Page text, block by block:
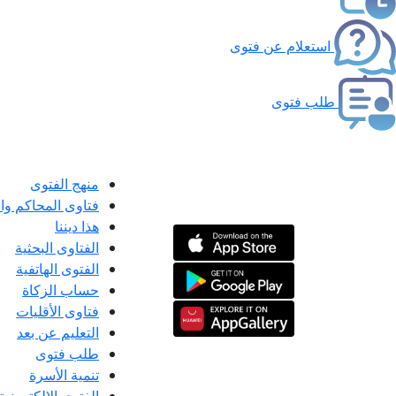
استعلام عن فتوى
طلب فتوى
منهج الفتوى
فتاوى المحاكم
هذا ديننا
الفتاوى البحثية
الفتوى الهاتفية
حساب الزكاة
فتاوى الأقليات
التعليم عن بعد
طلب فتوى
تنمية الأسرة